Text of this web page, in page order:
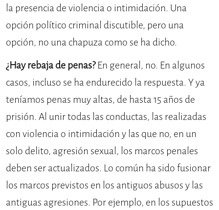
la presencia de violencia o intimidación. Una
opción político criminal discutible, pero una
opción, no una chapuza como se ha dicho.
¿Hay rebaja de penas?En general, no. En algunos
casos, incluso se ha endurecido la respuesta. Y ya
teníamos penas muy altas, de hasta 15 años de
prisión. Al unir todas las conductas, las realizadas
con violencia o intimidación y las que no, en un
solo delito, agresión sexual, los marcos penales
deben ser actualizados. Lo común ha sido fusionar
los marcos previstos en los antiguos abusos y las
antiguas agresiones. Por ejemplo, en los supuestos